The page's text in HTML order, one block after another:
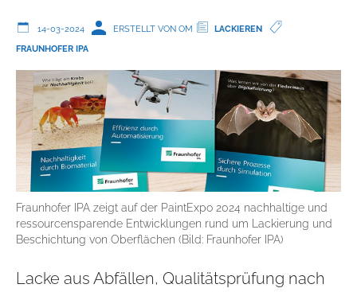
14-03-2024 ERSTELLT VON OM
LACKIEREN
FRAUNHOFER IPA
Fraunhofer IPA zeigt auf der PaintExpo 2024 nachhaltige und
ressourcensparende Entwicklungen rund um Lackierung und
Beschichtung von Oberflächen (Bild: Fraunhofer IPA)
Lacke aus Abfällen, Qualitätsprüfung nach